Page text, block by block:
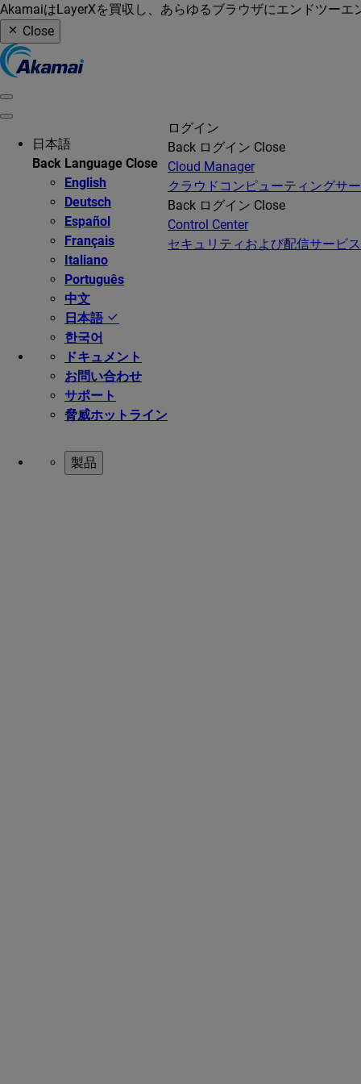
AkamaiはLayerXを買収し、あらゆるブラウザにエンドツー
Close
日本語
Back Language Close
English
Deutsch
Español
Français
Italiano
Português
中文
日本語
한국어
ドキュメント
お問い合わせ
サポート
脅威ホットライン
ログイン
Back ログイン Close
Cloud Manager
クラウドコンピューティングサ
Back ログイン Close
Control Center
セキュリティおよび配信サービ
製品